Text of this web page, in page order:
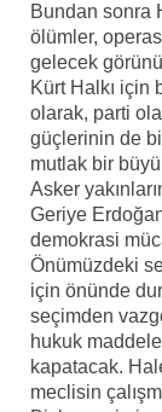
Bundan sonra
ölümler,
gelecek
Kürt Halkı için
olarak, parti
güçlerinin de
mutlak bir
Asker
Geriye
demokrasi
Önümüzdeki
için önünde
seçimden
hukuk
kapatacak.
meclisin